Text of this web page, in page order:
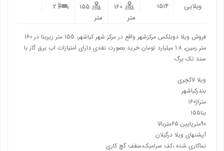
ویلایی
1514
160
متر
155
متر
2
فروش ویلا دوبلکس مرکزشهر واقع در مرکز شهر کیاشهر، 155 متر زیربنا در 160
متر زمین، 1.8 میلیارد تومان خرید بصورت نقدی دارای امتیازات اب برق گاز با
سند تک برگ
ویلا لاکچری
بندرکیاشهر
متراژ۱۶۰
بنا۱۵۵
۹۰مترپایین ۶۵متربالا
آپشنهای ویلا درگیلان
نماکاری شده ،کف سرامیک،سقف گچ کاری